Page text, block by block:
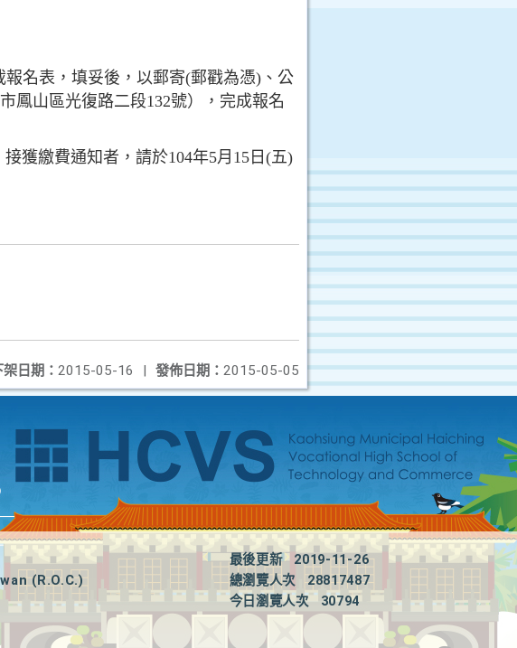
名表，填妥後，以郵寄(郵戳為憑)、公
鳳山區光復路二段132號），完成報名
獲繳費通知者，請於104年5月15日(五)
發佈日期： 2015-05-05
架日期： 2015-05-16 |
(R.O.C.)
最後更新
2019-11-26
總瀏覽人次
28817487
今日瀏覽人次
30794